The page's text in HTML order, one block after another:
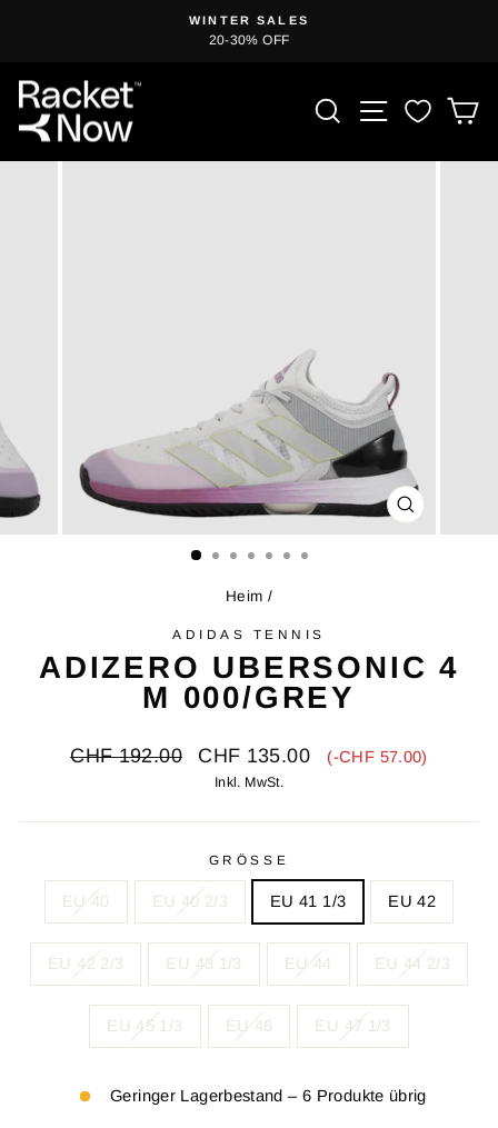
Diashow
WINTER SALES
20-30% OFF
PRODUKT
ESC)
Heim /
ADIDAS TENNIS
ADIZERO UBERSONIC 4
M 000/GREY
Ursprünglicher
CHF 192.00 Verkaufspreis
CHF 135.00 (-CHF 57.00)
Inkl. MwSt.
GRÖSSE
EU 40 EU 40 2/3 EU 41 1/3 EU 42
EU 42 2/3 EU 43 1/3 EU 44 EU 44 2/3
EU 45 1/3 EU 46 EU 47 1/3
Geringer Lagerbestand – 6 Produkte übrig